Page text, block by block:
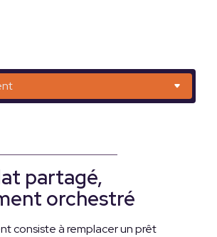
hypothécaire
partagé,
orchestré
consiste à remplacer un prêt